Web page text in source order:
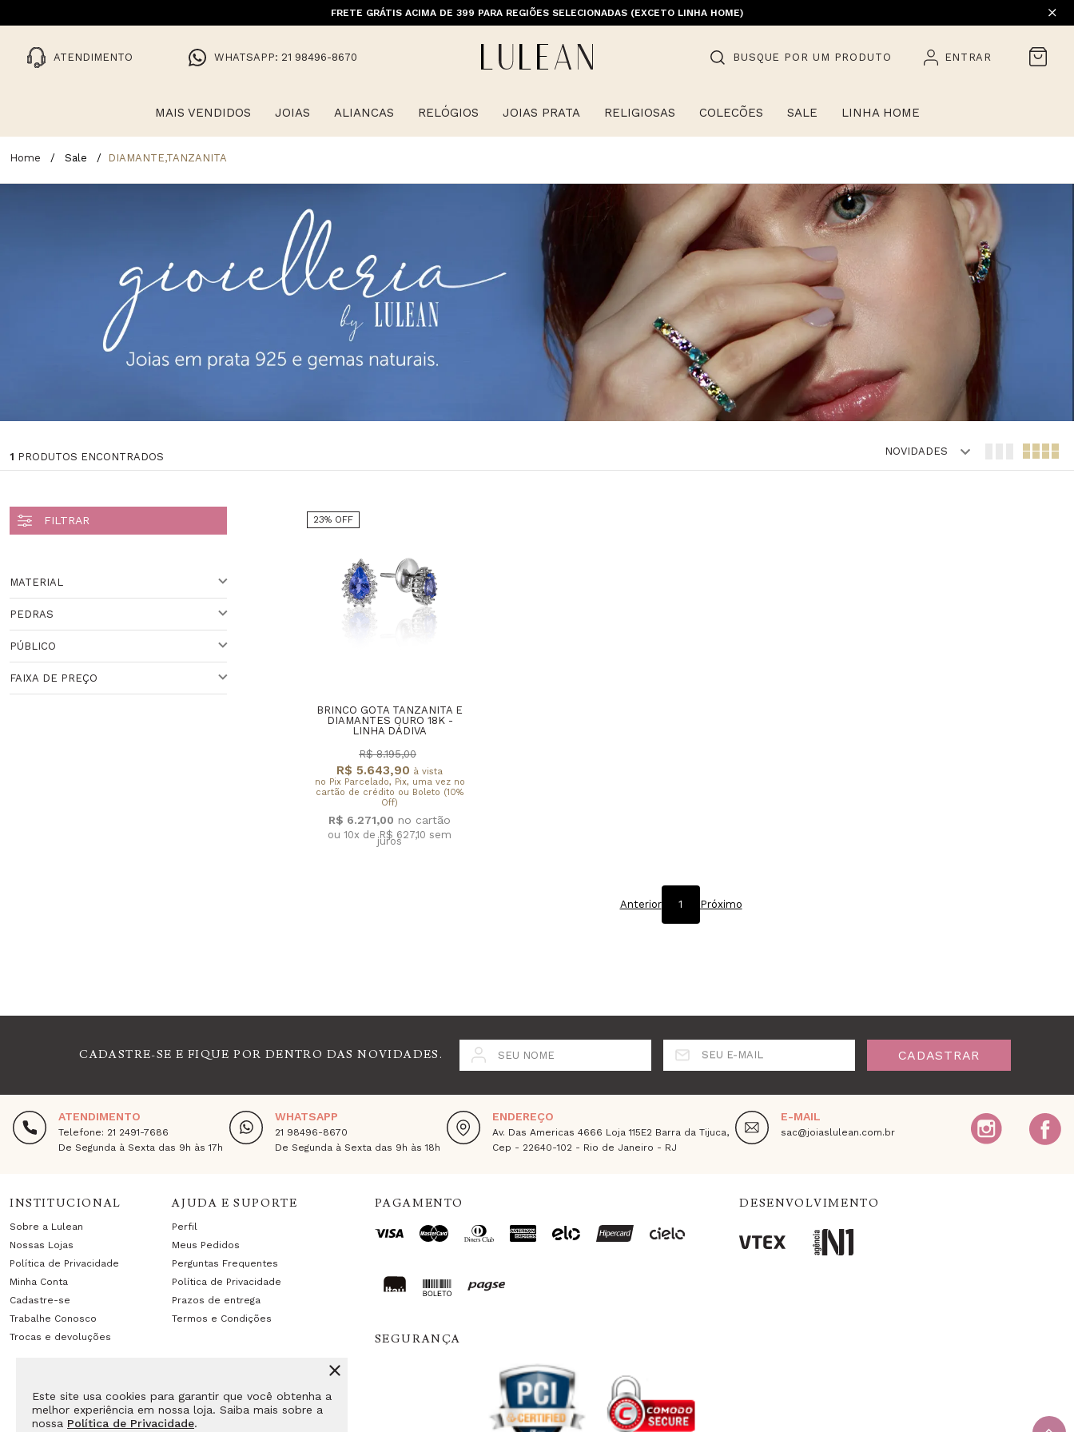
FRETE GRÁTIS ACIMA DE 399 PARA REGIÕES SELECIONADAS (EXCETO LINHA HOME)
10% OFF NA 1ª COMPRA COM CUPOM PRIMEIRACOMPRA (EXCETO OFERTAS, ALIANÇAS, RELÓGIOS E ITENS EM PROMOÇÃO) | 1ª TROCA GRÁTIS
ATENDIMENTO WHATSAPP: 21 98496-8670 BUSQUE POR UM PRODUTO ENTRAR
MAIS VENDIDOS JOIAS ALIANCAS RELÓGIOS JOIAS PRATA RELIGIOSAS COLECÕES SALE LINHA HOME
Este site usa cookies para garantir que você obtenha a
melhor experiência em nossa loja. Saiba mais sobre a
nossa Política de Privacidade.
Sale DIAMANTE,TANZANITA
1 PRODUTOS ENCONTRADOS NOVIDADES
MATERIAL
PEDRAS
PÚBLICO
FAIXA DE PREÇO
23% OFF
BRINCO GOTA TANZANITA E
DIAMANTES OURO 18K -
LINHA DÁDIVA
R$ 5.643,90 à vista
no Pix Parcelado, Pix, uma vez no
cartão de crédito ou Boleto (10%
Off)
R$ 8.195,00
R$ 6.271,00
ou 10x de R$ 627,10 sem
juros
Anterior 1 Próximo
CADASTRE-SE E FIQUE POR DENTRO DAS NOVIDADES. SEU NOME SEU E-MAIL CADASTRAR
ATENDIMENTO
Telefone: 21 2491-7686
De Segunda à Sexta das 9h às 17h
WHATSAPP
21 98496-8670
De Segunda à Sexta das 9h às 18h
ENDEREÇO
Av. Das Americas 4666 Loja 115E2 Barra da Tijuca,
Cep - 22640-102 - Rio de Janeiro - RJ
E-MAIL
sac@joiaslulean.com.br
INSTITUCIONAL
Sobre a Lulean
Nossas Lojas
Política de Privacidade
Minha Conta
Cadastre-se
Trabalhe Conosco
Trocas e devoluções
AJUDA E SUPORTE
Perfil
Meus Pedidos
Perguntas Frequentes
Política de Privacidade
Prazos de entrega
Termos e Condições
PAGAMENTO
SEGURANÇA
DESENVOLVIMENTO